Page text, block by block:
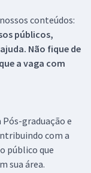
conteúdos:
públicos,
Não fique de
a vaga com
Pós-graduação e
com a
público que
sua área.